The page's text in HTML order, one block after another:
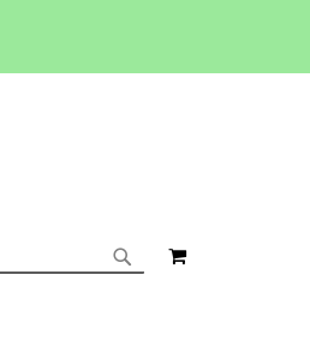
SUCHE